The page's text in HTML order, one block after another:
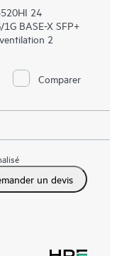
24
BASE-X SFP+
2
Comparer
un devis